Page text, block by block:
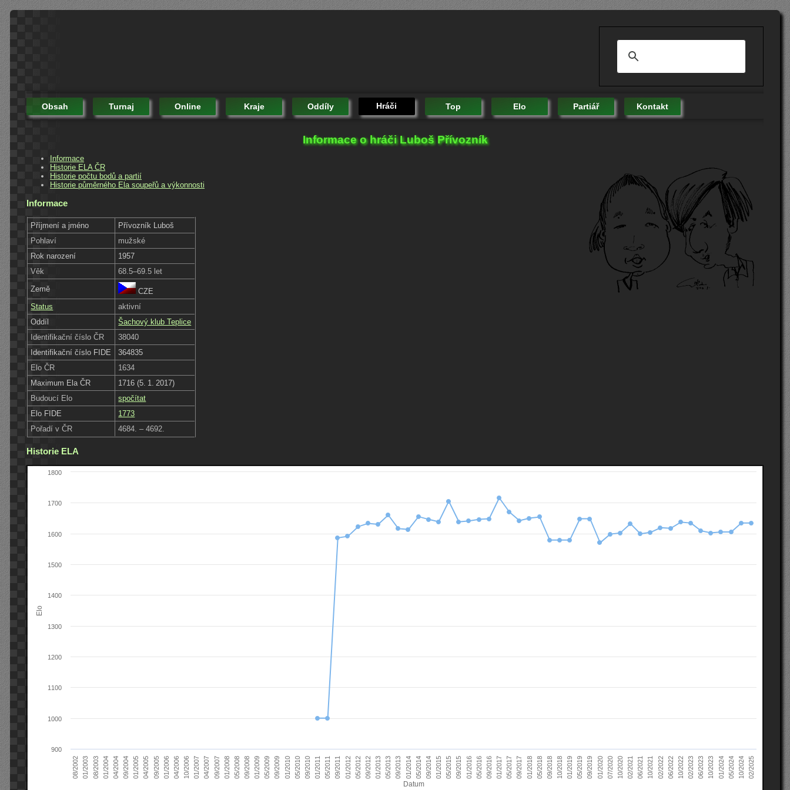
Obsah Turnaj Online Kraje Oddíly Hráči Top Elo Partiář Kontakt
Informace o hráči Luboš Přívozník
Informace
Historie ELA ČR
Historie počtu bodů a partií
Historie půměrného Ela soupeřů a výkonnosti
Informace
Příjmení a jméno
Přívozník Luboš
Pohlaví
mužské
Rok narození
1957
Věk
68.5–69.5 let
Země
CZE
Status
aktivní
Oddíl
Šachový klub Teplice
Identifikační číslo ČR
38040
Identifikační číslo FIDE
364835
Elo ČR
1634
Maximum Ela ČR
1716 (5. 1. 2017)
Budoucí Elo
spočítat
Elo FIDE
1773
Pořadí v ČR
4684. – 4692.
Historie ELA
Datum
Elo
08/2002 01/2003 08/2003 01/2004 04/2004 09/2004 01/2005 04/2005 09/2005 01/2006 04/2006 10/2006 01/2007 04/2007 09/2007 01/2008 05/2008 09/2008 01/2009 05/2009 09/2009 01/2010 05/2010 09/2010 01/2011 05/2011 09/2011 01/2012 05/2012 09/2012 01/2013 05/2013 09/2013 01/2014 05/2014 09/2014 01/2015 05/2015 09/2015 01/2016 05/2016 09/2016 01/2017 05/2017 09/2017 01/2018 05/2018 09/2018 10/2018 01/2019 05/2019 09/2019 01/2020 07/2020 10/2020 02/2021 06/2021 10/2021 02/2022 06/2022 10/2022 02/2023 06/2023 10/2023 01/2024 05/2024 10/2024 02/2025
900
1000
1100
1200
1300
1400
1500
1600
1700
1800